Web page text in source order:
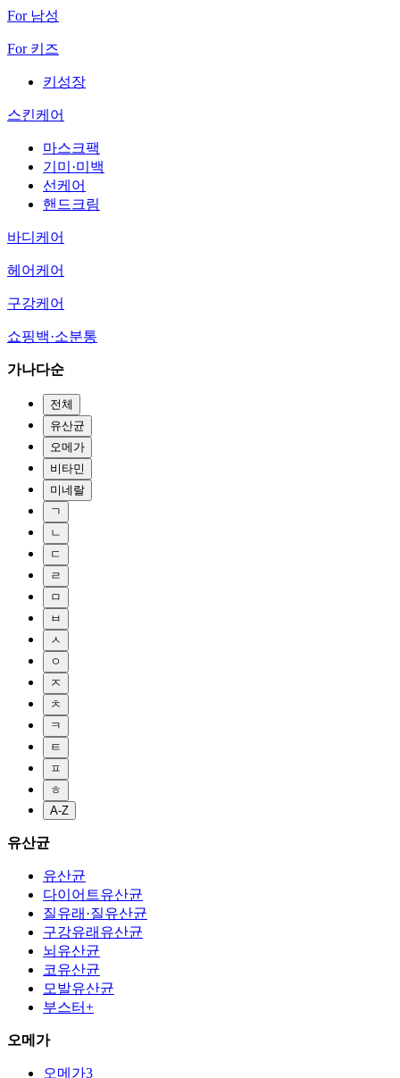
For 남성
For 키즈
키성장
스킨케어
마스크팩
기미·미백
선케어
핸드크림
바디케어
헤어케어
구강케어
쇼핑백·소분통
가나다순
전체
유산균
오메가
비타민
미네랄
ㄱ
ㄴ
ㄷ
ㄹ
ㅁ
ㅂ
ㅅ
ㅇ
ㅈ
ㅊ
ㅋ
ㅌ
ㅍ
ㅎ
A-Z
유산균
유산균
다이어트유산균
질유래·질유산균
구강유래유산균
뇌유산균
코유산균
모발유산균
부스터+
오메가
오메가3